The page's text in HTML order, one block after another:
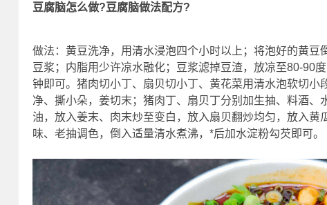
豆腐脑怎么做?豆腐脑做法配方?
做法：黄豆洗净，用清水浸泡四个小时以上；将泡好的黄豆
豆浆；内脂用少许凉水融化；豆浆滤掉豆渣，放凉至80-90
钟即可。猪肉切小丁、扇贝切小丁、黄花菜用清水泡软切小
净、撕小朵，姜切末；猪肉丁、扇贝丁分别加生抽、料酒、
油，放入姜末、肉末炒至变白，放入扇贝翻炒均匀，放入黄
味、老抽调色，倒入适量清水煮沸，*后加水淀粉勾芡即可。